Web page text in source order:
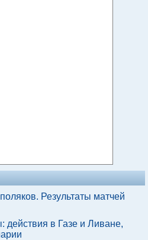
Результаты матчей
действия в Газе и Ливане,